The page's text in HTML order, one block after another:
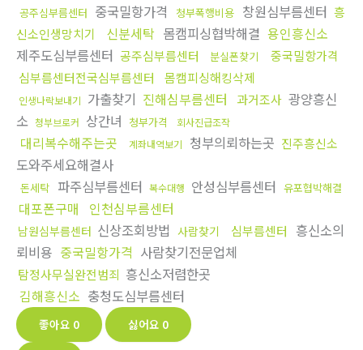
공주심부름센터 중국밀항가격 청부폭행비용 창원심부름센터 흥
신소인생망치기
신분세탁 몸캠피싱협박해결 용인흥신소
제주도심부름센터 공주심부름센터 분실폰찾기
중국밀항가격
심부름센터전국심부름센터
몸캠피싱해킹삭제
인생나락보내기 가출찾기 진해심부름센터 과거조사 광양흥신
소 청부브로커 상간녀 청부가격 회사진급조작
대리복수해주는곳 계좌내역보기 청부의뢰하는곳 진주흥신소
도와주세요해결사
돈세탁 파주심부름센터 복수대행 안성심부름센터 유포협박해결
대포폰구매 인천심부름센터
남원심부름센터 신상조회방법 사람찾기 심부름센터
흥신소의
뢰비용 중국밀항가격 사람찾기전문업체
탐정사무실완전범죄 흥신소저렴한곳
김해흥신소 충청도심부름센터
좋아요 0 싫어요 0